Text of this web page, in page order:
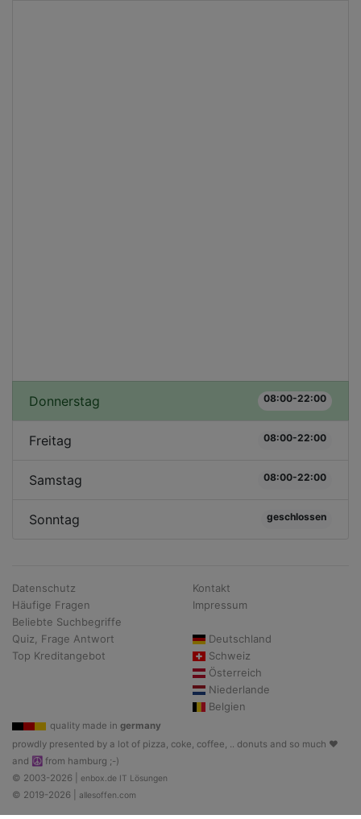
Donnerstag 08:00-22:00
Freitag 08:00-22:00
Samstag 08:00-22:00
Sonntag geschlossen
Datenschutz
Häufige Fragen
Beliebte Suchbegriffe
Quiz, Frage Antwort
Top Kreditangebot
Kontakt
Impressum
Deutschland
Schweiz
Österreich
Niederlande
Belgien
quality made in germany
prowdly presented by a lot of pizza, coke, coffee, .. donuts and so much ♥
and ☮ from hamburg ;-)
© 2003-2026 | enbox.de IT Lösungen
© 2019-2026 | allesoffen.com